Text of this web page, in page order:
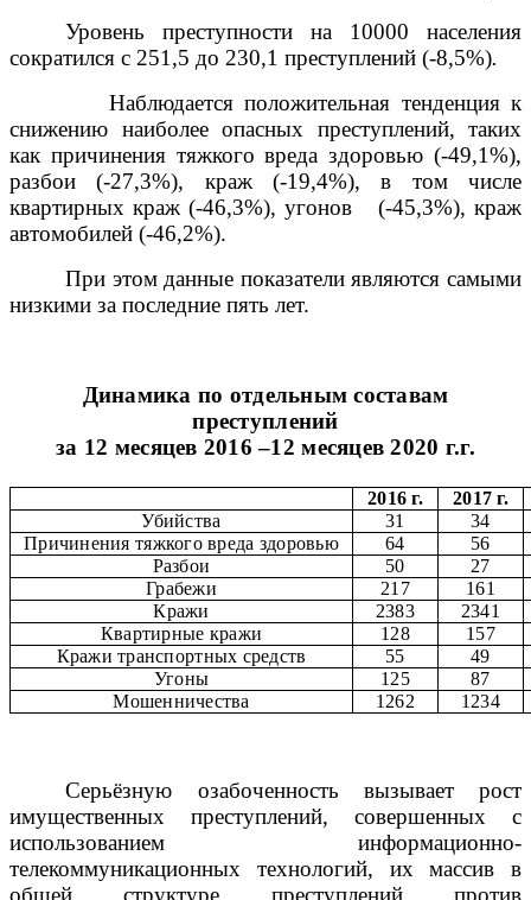
Уровень преступности на 10000 населения
сократился с 251,5 до 230,1 преступлений (-8,5%).
Наблюдается положительная тенденция к
снижению наиболее опасных преступлений, таких
как причинения тяжкого вреда здоровью (-49,1%),
разбои (-27,3%), краж (-19,4%), в том числе
квартирных краж (-46,3%), угонов (-45,3%), краж
автомобилей (-46,2%).
При этом данные показатели являются самыми
низкими за последние пять лет.
Динамика по отдельным составам
преступлений
за 12 месяцев 2016 –12 месяцев 2020 г.г.
2016 г.
2017 г.
Убийства
31
34
Причинения тяжкого вреда здоровью
64
56
Разбои
50
27
Грабежи
217
161
Кражи
2383
2341
Квартирные кражи
128
157
Кражи транспортных средств
55
49
Угоны
125
87
Мошенничества
1262 1234
Серьёзную озабоченность вызывает рост
имущественных преступлений, совершенных с
использованием информационно-
телекоммуникационных технологий, их массив в
общей структуре преступлений против